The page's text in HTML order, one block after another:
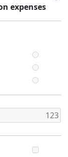
expenses